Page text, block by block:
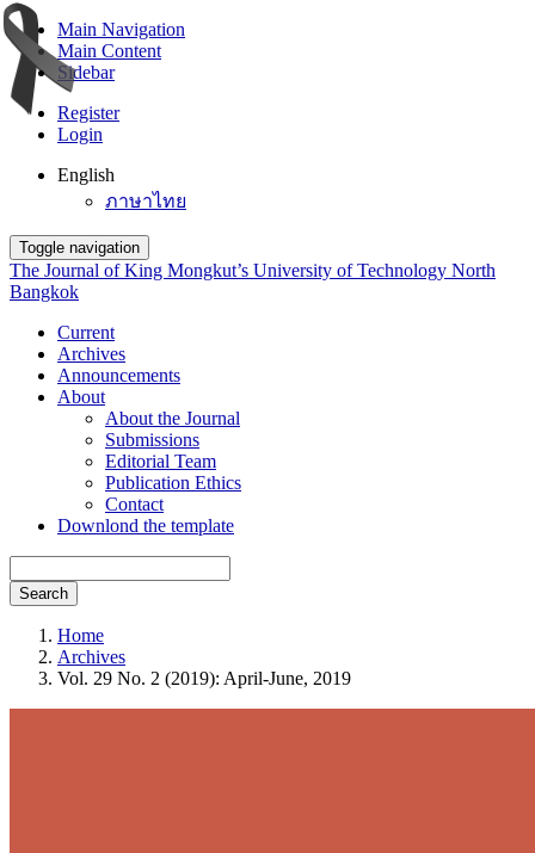
Main Navigation
Main Content
Sidebar
Register
Login
English
ภาษาไทย
Toggle navigation
The Journal of King Mongkut’s University of Technology North
Bangkok
Current
Archives
Announcements
About
About the Journal
Submissions
Editorial Team
Publication Ethics
Contact
Downlond the template
Search
Home
Archives
Vol. 29 No. 2 (2019): April-June, 2019